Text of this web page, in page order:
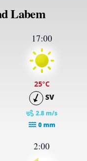
Labem
17:00
25°C
SV
2.8 m/s
0 mm
2:00